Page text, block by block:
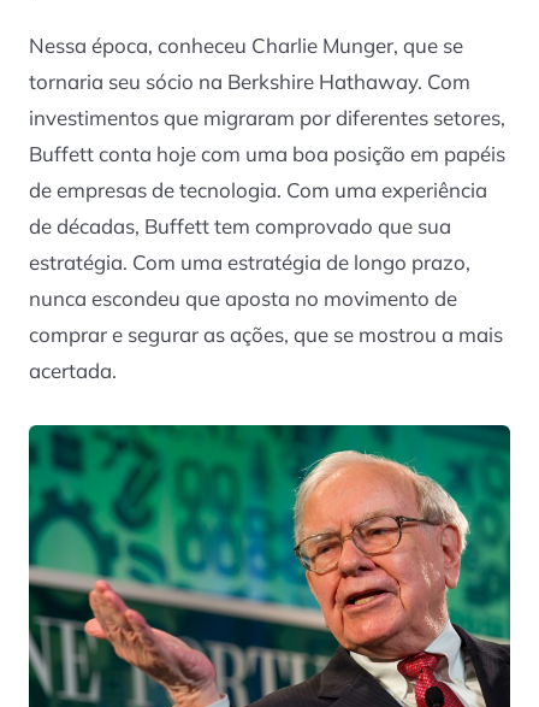
Nessa época, conheceu Charlie Munger, que se
tornaria seu sócio na Berkshire Hathaway. Com
investimentos que migraram por diferentes setores,
Buffett conta hoje com uma boa posição em papéis
de empresas de tecnologia. Com uma experiência
de décadas, Buffett tem comprovado que sua
estratégia. Com uma estratégia de longo prazo,
nunca escondeu que aposta no movimento de
comprar e segurar as ações, que se mostrou a mais
acertada.